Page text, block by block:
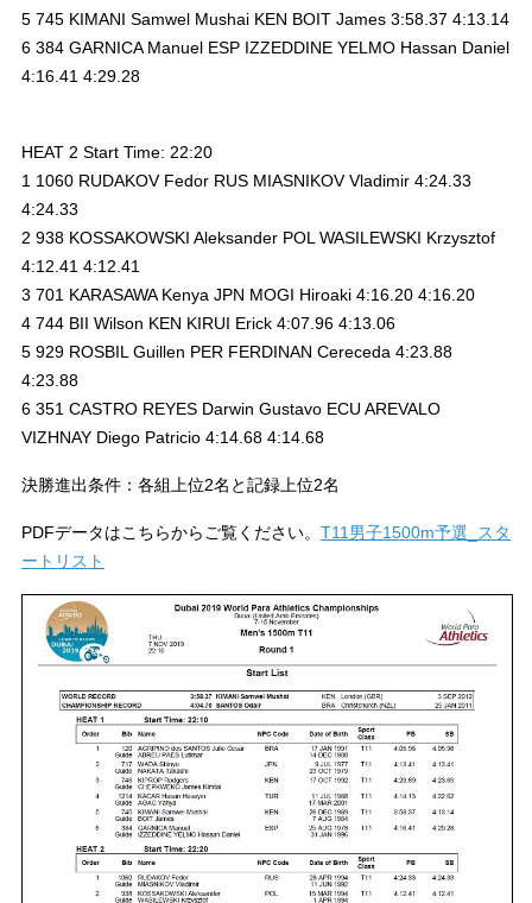
5 745 KIMANI Samwel Mushai KEN BOIT James 3:58.37 4:13.14
6 384 GARNICA Manuel ESP IZZEDDINE YELMO Hassan Daniel
4:16.41 4:29.28
HEAT 2 Start Time: 22:20
1 1060 RUDAKOV Fedor RUS MIASNIKOV Vladimir 4:24.33
4:24.33
2 938 KOSSAKOWSKI Aleksander POL WASILEWSKI Krzysztof
4:12.41 4:12.41
3 701 KARASAWA Kenya JPN MOGI Hiroaki 4:16.20 4:16.20
4 744 BII Wilson KEN KIRUI Erick 4:07.96 4:13.06
5 929 ROSBIL Guillen PER FERDINAN Cereceda 4:23.88
4:23.88
6 351 CASTRO REYES Darwin Gustavo ECU AREVALO
VIZHNAY Diego Patricio 4:14.68 4:14.68
決勝進出条件：各組上位2名と記録上位2名
PDFデータはこちらからご覧ください。 T11男子1500m予選_スタ
ートリスト